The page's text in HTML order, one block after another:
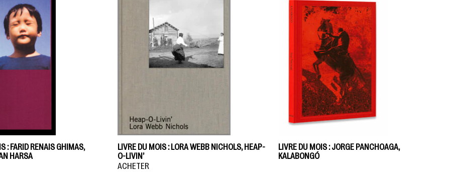
: FARID RENAIS GHIMAS,
HARSA
LIVRE DU MOIS : LORA WEBB NICHOLS, HEAP-
O-LIVIN’
ACHETER
LIVRE DU MOIS : JORGE PANCHOAGA,
KALABONGÓ